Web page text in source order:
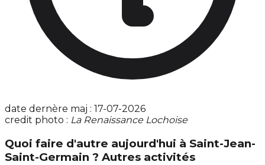
date dernère maj : 17-07-2026
credit photo : La Renaissance Lochoise
Quoi faire d'autre aujourd'hui à Saint-Jean-
Saint-Germain ? Autres activités